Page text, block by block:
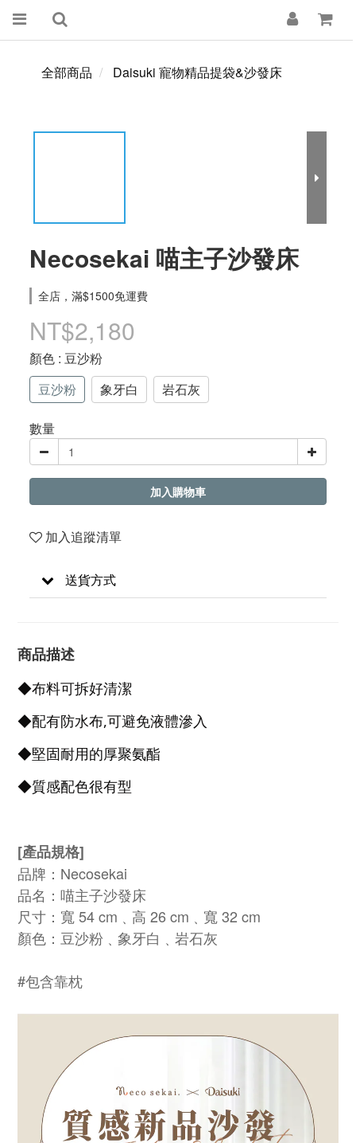
全部商品 Daisuki 寵物精品提袋&沙發床
Necosekai 喵主子沙發床
全店，滿$1500免運費
NT$2,180
顏色 : 豆沙粉
豆沙粉
象牙白 岩石灰
數量
加入購物車
加入追蹤清單
送貨方式
商品描述
◆布料可拆好清潔
◆配有防水布,可避免液體滲入
◆堅固耐用的厚聚氨酯
◆質感配色很有型
[產品規格]
品牌：Necosekai
品名：喵主子沙發床
尺寸： 寬 54 cm﹑ 高 26 cm ﹑寬 32 cm
顏色 ：豆沙粉﹑象牙白 岩石灰
#包含靠枕